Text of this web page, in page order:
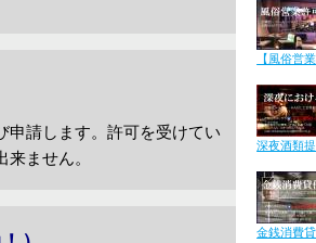
申請します。許可を受けてい
ません。
【風俗営
深夜酒類
金銭消費